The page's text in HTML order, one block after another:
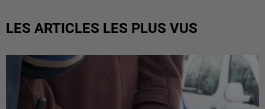
LES ARTICLES LES PLUS VUS